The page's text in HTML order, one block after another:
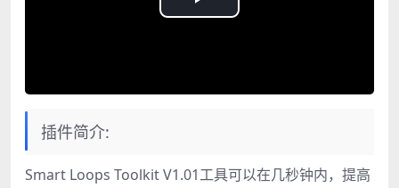
Play
插件简介:
Smart Loops Toolkit V1.01工具可以在几秒钟内，提高